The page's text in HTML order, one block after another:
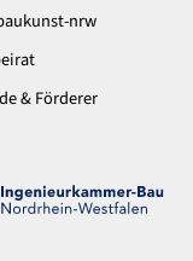
nrw
& Förderer